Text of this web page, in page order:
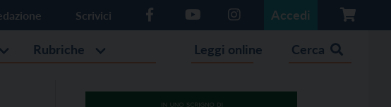
Scrivici Accedi
Rubriche Leggi online Cerca